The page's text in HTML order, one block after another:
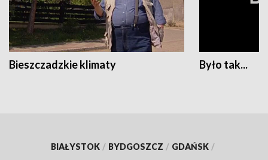
Bieszczadzkie klimaty Było tak...
BIAŁYSTOK / BYDGOSZCZ / GDAŃSK /